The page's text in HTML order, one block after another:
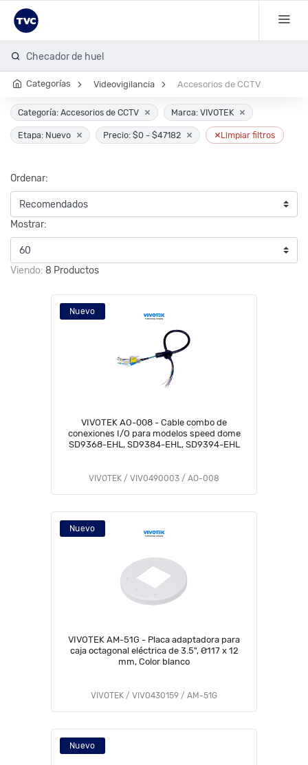
Checador de huella
Categorías Videovigilancia Accesorios de CCTV
Categoría: Accesorios de CCTV × Marca: VIVOTEK ×
Etapa: Nuevo × Precio: $0 - $47182 × ×Limpiar filtros
Ordenar:
Mostrar:
Viendo: 8 Productos
Nuevo
VIVOTEK AO-008 - Cable combo de
conexiones I/O para modelos speed dome
SD9368-EHL, SD9384-EHL, SD9394-EHL
VIVOTEK / VIV0490003 / AO-008
Nuevo
VIVOTEK AM-51G - Placa adaptadora para
caja octagonal eléctrica de 3.5", Ø117 x 12
mm, Color blanco
VIVOTEK / VIV0430159 / AM-51G
Nuevo